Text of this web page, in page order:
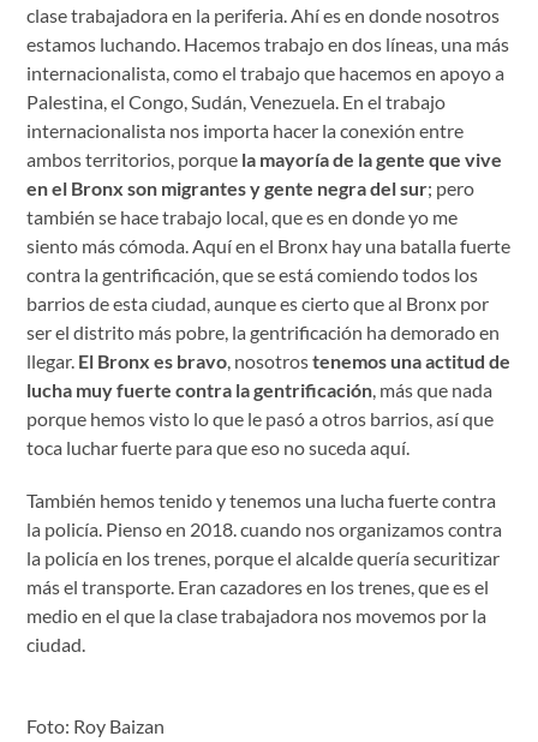
clase trabajadora en la periferia. Ahí es en donde nosotros
estamos luchando. Hacemos trabajo en dos líneas, una más
internacionalista, como el trabajo que hacemos en apoyo a
Palestina, el Congo, Sudán, Venezuela. En el trabajo
internacionalista nos importa hacer la conexión entre
ambos territorios, porque la mayoría de la gente que vive
en el Bronx son migrantes y gente negra del sur; pero
también se hace trabajo local, que es en donde yo me
siento más cómoda. Aquí en el Bronx hay una batalla fuerte
contra la gentrificación, que se está comiendo todos los
barrios de esta ciudad, aunque es cierto que al Bronx por
ser el distrito más pobre, la gentrificación ha demorado en
llegar. El Bronx es bravo, nosotrostenemos una actitud de
lucha muy fuerte contra la gentrificación, más que nada
porque hemos visto lo que le pasó a otros barrios, así que
toca luchar fuerte para que eso no suceda aquí.
También hemos tenido y tenemos una lucha fuerte contra
la policía. Pienso en 2018. cuando nos organizamos contra
la policía en los trenes, porque el alcalde quería securitizar
más el transporte. Eran cazadores en los trenes, que es el
medio en el que la clase trabajadora nos movemos por la
ciudad.
Foto: Roy Baizan